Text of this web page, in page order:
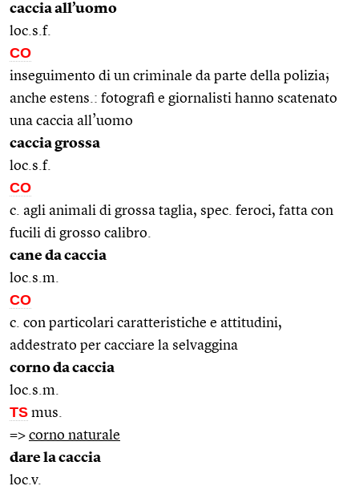
caccia all’uomo
loc.s.f.
CO
inseguimento di un criminale da parte della polizia;
anche estens.: fotografi e giornalisti hanno scatenato
una caccia all’uomo
caccia grossa
loc.s.f.
CO
c. agli animali di grossa taglia, spec. feroci, fatta con
fucili di grosso calibro.
cane da caccia
loc.s.m.
CO
c. con particolari caratteristiche e attitudini,
addestrato per cacciare la selvaggina
corno da caccia
loc.s.m.
TS mus.
=> corno naturale
dare la caccia
loc.v.